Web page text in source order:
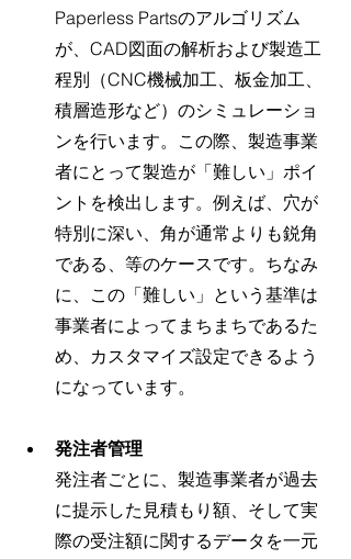
Paperless Partsのアルゴリズム
が、CAD図面の解析および製造工
程別（CNC機械加工、板金加工、
積層造形など）のシミュレーショ
ンを行います。この際、製造事業
者にとって製造が「難しい」ポイ
ントを検出します。例えば、穴が
特別に深い、角が通常よりも鋭角
である、等のケースです。ちなみ
に、この「難しい」という基準は
事業者によってまちまちであるた
め、カスタマイズ設定できるよう
になっています。
発注者管理
発注者ごとに、製造事業者が過去
に提示した見積もり額、そして実
際の受注額に関するデータを一元